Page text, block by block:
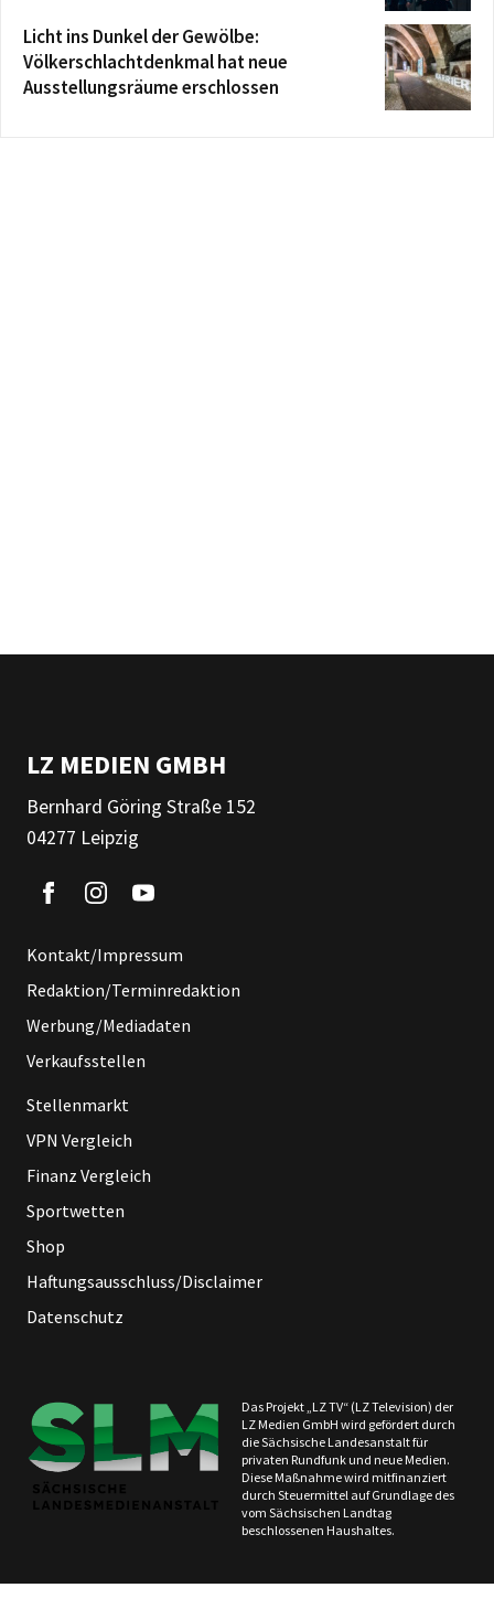
Licht ins Dunkel der Gewölbe:
Völkerschlachtdenkmal hat neue
Ausstellungsräume erschlossen
LZ MEDIEN GMBH
Bernhard Göring Straße 152
04277 Leipzig
Kontakt/Impressum
Redaktion/Terminredaktion
Werbung/Mediadaten
Verkaufsstellen
Stellenmarkt
VPN Vergleich
Finanz Vergleich
Sportwetten
Shop
Haftungsausschluss/Disclaimer
Datenschutz
Das Projekt „LZ TV“ (LZ Television) der
LZ Medien GmbH wird gefördert durch
die Sächsische Landesanstalt für
privaten Rundfunk und neue Medien.
Diese Maßnahme wird mitfinanziert
durch Steuermittel auf Grundlage des
vom Sächsischen Landtag
beschlossenen Haushaltes.